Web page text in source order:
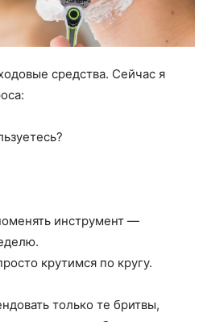
средства. Сейчас я
инструмент —
крутимся по кругу.
только те бритвы,